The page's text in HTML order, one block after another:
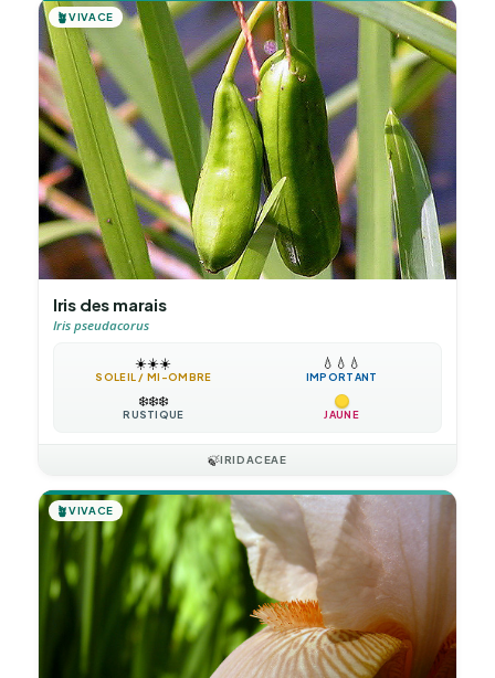
🪴VIVACE
Iris des marais
Iris pseudacorus
☀️☀️☀️
SOLEIL / MI-OMBRE
💧 💧 💧
IMPORTANT
❄️❄️❄️
RUSTIQUE JAUNE
🍃IRIDACEAE
🪴VIVACE